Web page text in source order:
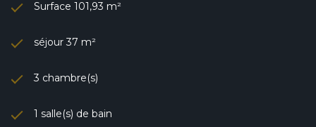
Surface 101,93 m²
séjour 37 m²
3 chambre(s)
1 salle(s) de bain